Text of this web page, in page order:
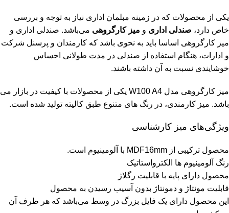
یکی از محصولات که در زمینه مبلمان اداری نیاز به توجه و بررسی
خاص دارد، صندلی اداری و میز کارگروهی می‌باشد. صندلی اداری و
میز کارگروهی اساسا باید به نحوی باشد که کارمندان و پرسنل شرکت
و ادارات، هنگام استفاده از صندلی در مدت طولانی احساس
خوشایندی نسبت به آن داشته باشند.
میز کارگروهی مدل W100 A4 یکی از محصولات با کیفیت در بازار می
باشد. میز کارمندی، در رنگ های متنوع طبق کالیته تولید شده است.
ویژگی‌های میز کارشناسی
محصول ترکیبی از MDF16mm با آلومینیوم است.
رنگ آلومینیوم ها الکترواستاتیک
محصول دارای پایه با قابلیت رگلاژ
قابلیت مونتاژ و دمونتاژ بدون آسیب رسیدن به محصول
این محصول دارای یک فایل بزرگ در وسط می‌باشد که هر طرف آن